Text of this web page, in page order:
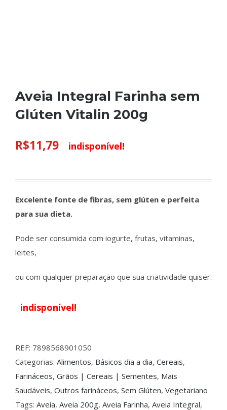
Aveia Integral Farinha sem
Glúten Vitalin 200g
R$11,79 indisponível!
Excelente fonte de fibras, sem glúten e perfeita
para sua dieta.
Pode ser consumida com iogurte, frutas, vitaminas,
leites,
ou com qualquer preparação que sua criatividade quiser.
indisponível!
REF: 7898568901050
Categorias: Alimentos, Básicos dia a dia, Cereais,
Farináceos, Grãos | Cereais | Sementes, Mais
Saudáveis, Outros farináceos, Sem Glúten, Vegetariano
Tags: Aveia, Aveia 200g, Aveia Farinha, Aveia Integral,